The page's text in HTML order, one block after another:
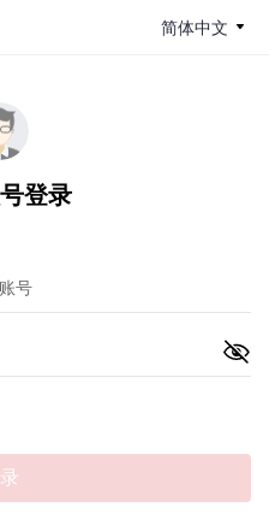
简体中文
登录